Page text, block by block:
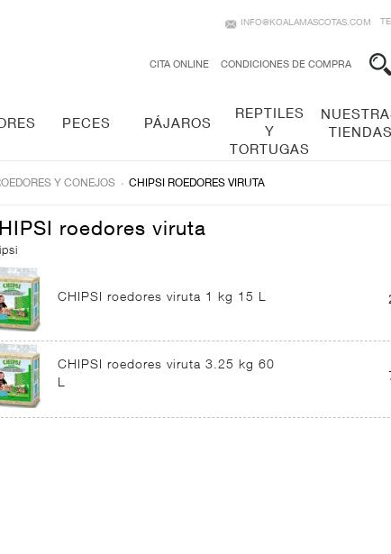
INFO@KOALAMASCOTAS.COM
CITA ONLINE CONDICIONES DE COMPRA
PECES PÁJAROS
REPTILES
Y
TORTUGAS
TIENDAS
Y CONEJOS . CHIPSI ROEDORES VIRUTA
roedores viruta
CHIPSI roedores viruta 1 kg 15 L
CHIPSI roedores viruta 3.25 kg 60
L